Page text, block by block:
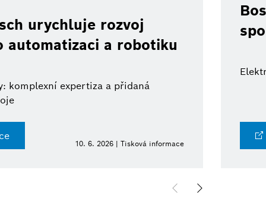
urychluje rozvoj
automatizaci a robotiku
komplexní expertiza a přidaná
10. 6. 2026 | Tisková informace